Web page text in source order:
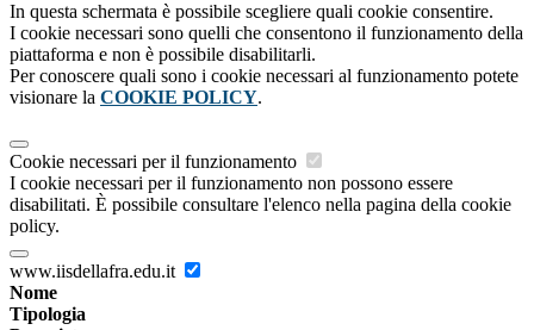
In questa schermata è possibile scegliere quali cookie consentire.
I cookie necessari sono quelli che consentono il funzionamento della
piattaforma e non è possibile disabilitarli.
Per conoscere quali sono i cookie necessari al funzionamento potete
visionare la COOKIE POLICY.
Cookie necessari per il funzionamento
I cookie necessari per il funzionamento non possono essere
disabilitati. È possibile consultare l'elenco nella pagina della cookie
policy.
www.iisdellafra.edu.it
Nome
Tipologia